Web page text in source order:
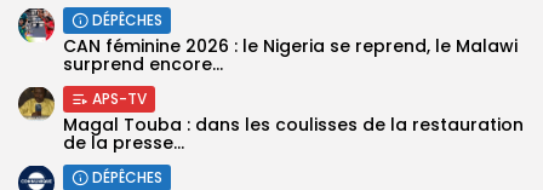
DÉPÊCHES
‎CAN féminine 2026 : le Nigeria se reprend, le Malawi
surprend encore...
APS-TV
Magal Touba : dans les coulisses de la restauration
de la presse...
DÉPÊCHES